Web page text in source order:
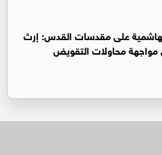
على مقدسات القدس: إرث
مواجهة محاولات التقويض